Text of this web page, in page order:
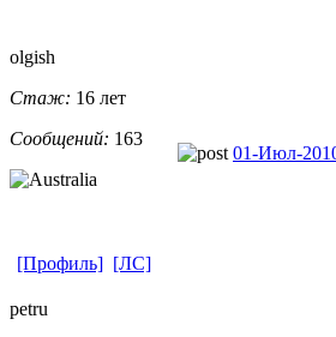
olgish
Стаж: 16 лет
Сообщений: 163
01-Июл-
[Профиль] [ЛС]
petru